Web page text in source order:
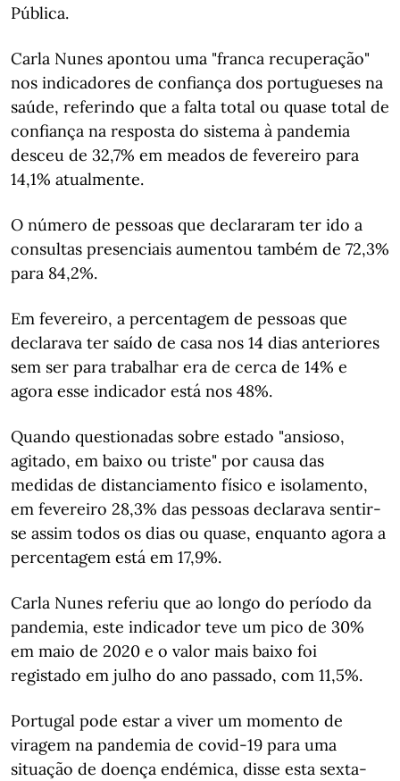
Pública.
Carla Nunes apontou uma "franca recuperação"
nos indicadores de confiança dos portugueses na
saúde, referindo que a falta total ou quase total de
confiança na resposta do sistema à pandemia
desceu de 32,7% em meados de fevereiro para
14,1% atualmente.
O número de pessoas que declararam ter ido a
consultas presenciais aumentou também de 72,3%
para 84,2%.
Em fevereiro, a percentagem de pessoas que
declarava ter saído de casa nos 14 dias anteriores
sem ser para trabalhar era de cerca de 14% e
agora esse indicador está nos 48%.
Quando questionadas sobre estado "ansioso,
agitado, em baixo ou triste" por causa das
medidas de distanciamento físico e isolamento,
em fevereiro 28,3% das pessoas declarava sentir-
se assim todos os dias ou quase, enquanto agora a
percentagem está em 17,9%.
Carla Nunes referiu que ao longo do período da
pandemia, este indicador teve um pico de 30%
em maio de 2020 e o valor mais baixo foi
registado em julho do ano passado, com 11,5%.
Portugal pode estar a viver um momento de
viragem na pandemia de covid-19 para uma
situação de doença endémica, disse esta sexta-